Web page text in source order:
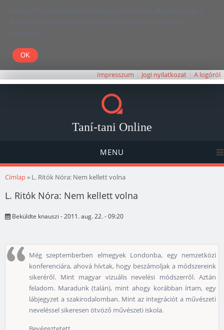
Kedves Olvasó! Weboldalunk böngészésével Ön elfogadja, hogy a
felhasználói élmény javítása céljából cookie-kat használunk.
Köszönjük!
Impresszum Jogi nyilatkozat A logóról
Taní-tani Online
MENU
Jelenlegi hely
Címlap» L. Ritók Nóra: Nem kellett volna
L. Ritók Nóra: Nem kellett volna
Beküldte knauszi - 2011. aug. 22. - 09:20
Még szeptemberben elmegyek Londonba, egy nemzetközi
konferenciára, ahová hívtak, hogy beszámoljak a módszereink
sikeréről. Mint magyar vizuális nevelési módszerről. Aztán
feladom. Maradunk (talán), mint ahogy korábban írtam, egy
lábjegyzet a szakirodalomban. Mint az integrációt a művészeti
neveléssel sikeresen ötvöző művészeti iskola.